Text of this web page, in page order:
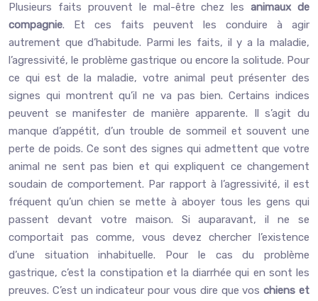
Plusieurs faits prouvent le mal-être chez lesanimaux de
compagnie. Et ces faits peuvent les conduire à agir
autrement que d’habitude. Parmi les faits, il y a la maladie,
l’agressivité, le problème gastrique ou encore la solitude. Pour
ce qui est de la maladie, votre animal peut présenter des
signes qui montrent qu’il ne va pas bien. Certains indices
peuvent se manifester de manière apparente. Il s’agit du
manque d’appétit, d’un trouble de sommeil et souvent une
perte de poids. Ce sont des signes qui admettent que votre
animal ne sent pas bien et qui expliquent ce changement
soudain de comportement. Par rapport à l’agressivité, il est
fréquent qu’un chien se mette à aboyer tous les gens qui
passent devant votre maison. Si auparavant, il ne se
comportait pas comme, vous devez chercher l’existence
d’une situation inhabituelle. Pour le cas du problème
gastrique, c’est la constipation et la diarrhée qui en sont les
preuves. C’est un indicateur pour vous dire que voschiens et